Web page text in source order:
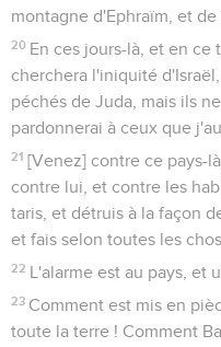
montagne d'Ephraïm, et de
20 En ces jours-là, et en ce
cherchera l'iniquité
péchés de Juda, mais ils
pardonnerai à ceux que
21 [Venez] contre ce pays-
contre lui, et contre les
taris, et détruis à la façon
et fais selon toutes les
22 L'alarme est au pays, et
23 Comment est mis en
toute la terre ! Comment